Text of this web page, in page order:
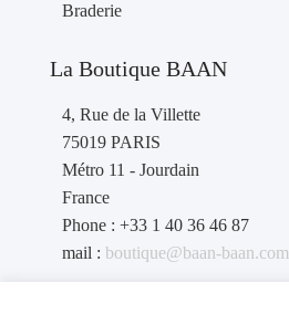
Braderie
La Boutique BAAN
4, Rue de la Villette
75019 PARIS
Métro 11 - Jourdain
France
Phone : +33 1 40 36 46 87
mail : boutique@baan-baan.com